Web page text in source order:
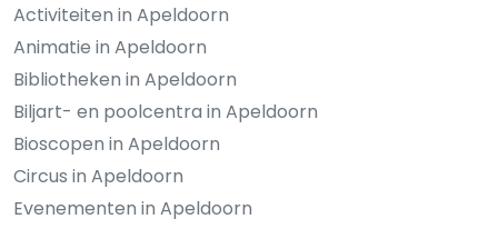
Activiteiten in Apeldoorn
Animatie in Apeldoorn
Bibliotheken in Apeldoorn
Biljart- en poolcentra in Apeldoorn
Bioscopen in Apeldoorn
Circus in Apeldoorn
Evenementen in Apeldoorn